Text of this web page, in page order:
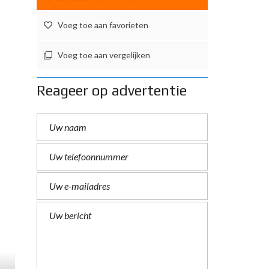
Voeg toe aan favorieten
Voeg toe aan vergelijken
Reageer op advertentie